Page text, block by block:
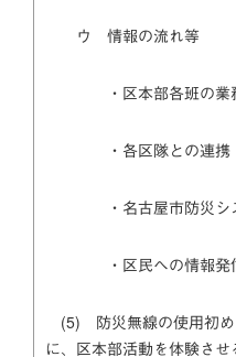
ウ 情報の流れ等
・区本部各班の業務
・各区隊との連携
・名古屋市防災シ
・区民への情報発
(5) 防災無線の使用初め
に、区本部活動を体験させ